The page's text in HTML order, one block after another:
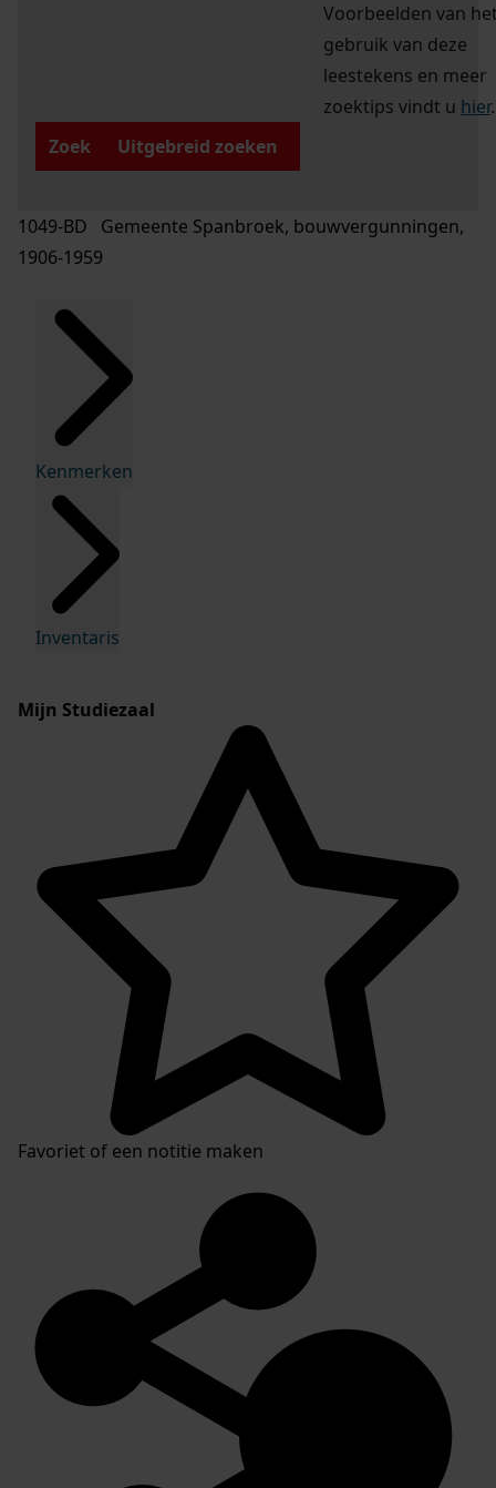
Voorbeelden van
gebruik van deze
leestekens en meer
zoektips vindt u hier.
Zoek
Uitgebreid zoeken
1049-BD Gemeente Spanbroek, bouwvergunningen,
1906-1959
Kenmerken
Inventaris
Mijn Studiezaal
Favoriet of een notitie maken